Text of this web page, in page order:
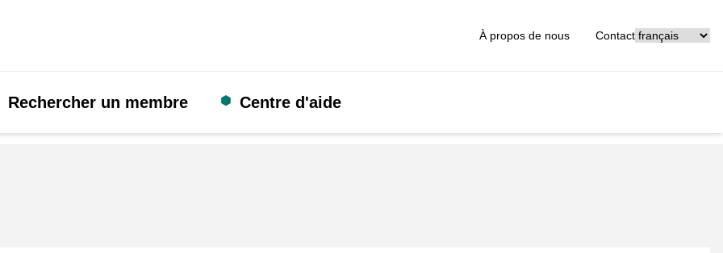
À propos de nous Contact
Rechercher un membre Centre d'aide